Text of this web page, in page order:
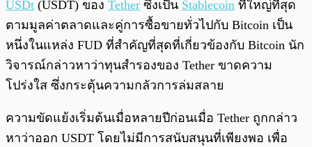
USDt (USDT) ของ Tether ซึ่งเป็น Stablecoin ที่ใหญ่ที่สุด
ตามมูลค่าตลาดและคู่การซื้อขายทั่วไปกับ Bitcoin เป็น
หนึ่งในแหล่ง FUD ที่สำคัญที่สุดที่เกี่ยวข้องกับ Bitcoin นัก
วิจารณ์กล่าวหาว่าทุนสำรองของ Tether ขาดความ
โปร่งใส ซึ่งกระตุ้นความกลัวการล่มสลาย
ความขัดแย้งเริ่มต้นเมื่อหลายปีก่อนเมื่อ Tether ถูกกล่าว
หาว่าออก USDT โดยไม่มีการสนับสนุนที่เพียงพอ เพื่อ